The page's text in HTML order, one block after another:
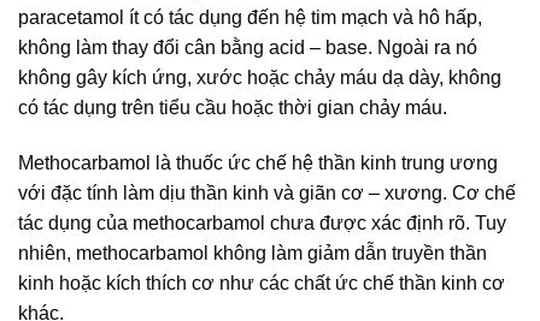
paracetamol ít có tác dụng đến hệ tim mạch và hô hấp,
không làm thay đổi cân bằng acid – base. Ngoài ra nó
không gây kích ứng, xước hoặc chảy máu dạ dày, không
có tác dụng trên tiểu cầu hoặc thời gian chảy máu.
Methocarbamol là thuốc ức chế hệ thần kinh trung ương
với đặc tính làm dịu thần kinh và giãn cơ – xương. Cơ chế
tác dụng của methocarbamol chưa được xác định rõ. Tuy
nhiên, methocarbamol không làm giảm dẫn truyền thần
kinh hoặc kích thích cơ như các chất ức chế thần kinh cơ
khác.